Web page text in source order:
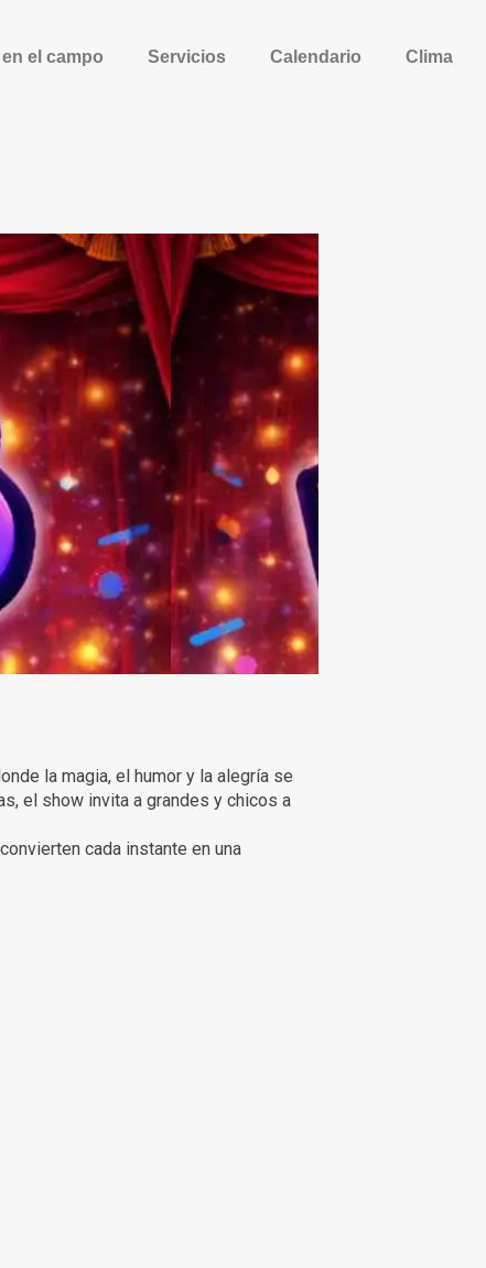
el campo Servicios Calendario Clima
la magia, el humor y la alegría se
el show invita a grandes y chicos a
cada instante en una